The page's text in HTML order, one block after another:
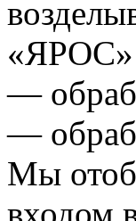
«ЯРОС»
—
—
Мы